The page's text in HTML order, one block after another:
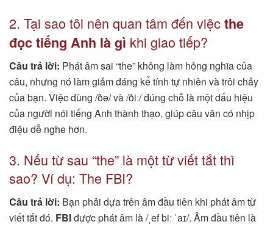
2. Tại sao tôi nên quan tâm đến việcthe
đọc tiếng Anh là gì khi giao tiếp?
Câu trả lời: Phát âm sai “the” không làm hỏng nghĩa của
câu, nhưng nó làm giảm đáng kể tính tự nhiên và trôi chảy
của bạn. Việc dùng /ðə/ và /ðiː/ đúng chỗ là một dấu hiệu
của người nói tiếng Anh thành thạo, giúp câu văn có nhịp
điệu dễ nghe hơn.
3. Nếu từ sau “the” là một từ viết tắt thì
sao? Ví dụ: The FBI?
Câu trả lời: Bạn phải dựa trên âm đầu tiên khi phát âm từ
viết tắt đó. FBIđược phát âm là /ˌef biː ˈaɪ/. Âm đầu tiên là